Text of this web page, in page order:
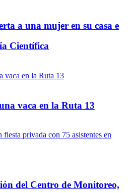
a una mujer en su casa e
Científica
vaca en la Ruta 13
del Centro de Monitoreo,